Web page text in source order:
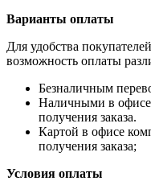
Варианты оплаты
Для удобства
возможность оплаты
Безналичным
Наличными в офисе
получения заказа.
Картой в офисе
получения заказа;
Условия оплаты